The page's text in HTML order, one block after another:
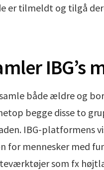
er tilmeldt og tilgå
IBG’s
både ældre og
begge disse to
IBG-platformens
for mennesker med
som fx